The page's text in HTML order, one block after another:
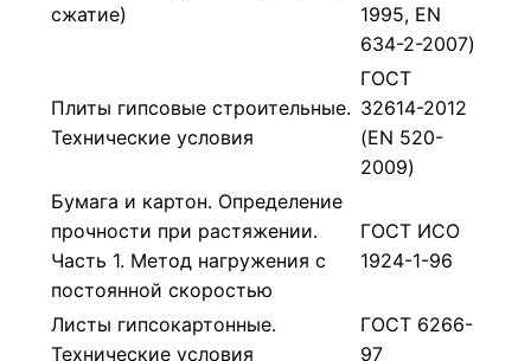
сжатие)
1995, EN
634-2-2007)
Плиты гипсовые строительные.
Технические условия
ГОСТ
32614-2012
(EN 520-
2009)
Бумага и картон. Определение
прочности при растяжении.
Часть 1. Метод нагружения с
постоянной скоростью
ГОСТ ИСО
1924-1-96
Листы гипсокартонные.
Технические условия
ГОСТ 6266-
97